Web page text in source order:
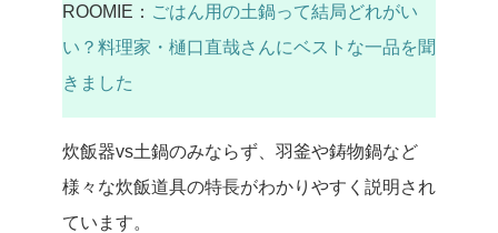
ROOMIE： ごはん用の土鍋って結局どれがい
い？料理家・樋口直哉さんにベストな一品を聞
きました
炊飯器vs土鍋のみならず、羽釜や鋳物鍋など
様々な炊飯道具の特長がわかりやすく説明され
ています。